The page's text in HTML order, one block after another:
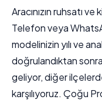
Aracınızın ruhsatı
Telefon veya
modelinizin yılı ve
doğrulandıktan
geliyor, diğer
karşılıyoruz. Çoğu